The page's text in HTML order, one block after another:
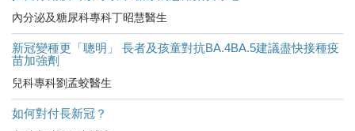
內分泌及糖尿科專科丁昭慧醫生
新冠變種更「聰明」 長者及孩童對抗BA.4BA.5建議盡快接種疫
苗加強劑
兒科專科劉孟蛟醫生
如何對付長新冠？